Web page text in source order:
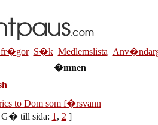
fr�gor S�k Medlemslista
�mnen
to Dom som f�rsvann
G� till sida: 1 , 2 ]